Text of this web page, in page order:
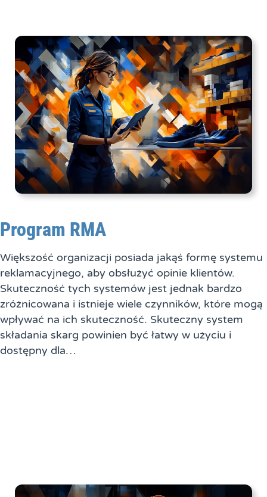
Program RMA
Większość organizacji posiada jakąś formę systemu
reklamacyjnego, aby obsłużyć opinie klientów.
Skuteczność tych systemów jest jednak bardzo
zróżnicowana i istnieje wiele czynników, które mogą
wpływać na ich skuteczność. Skuteczny system
składania skarg powinien być łatwy w użyciu i
dostępny dla…